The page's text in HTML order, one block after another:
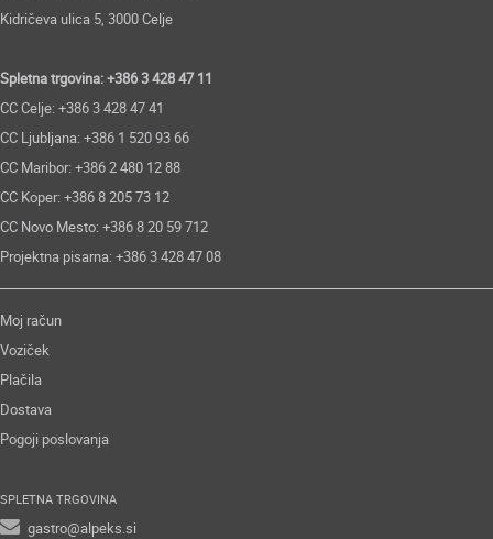
Kidričeva ulica 5, 3000 Celje
Spletna trgovina: +386 3 428 47 11
CC Celje: +386 3 428 47 41
CC Ljubljana: +386 1 520 93 66
CC Maribor: +386 2 480 12 88
CC Koper: +386 8 205 73 12
CC Novo Mesto: +386 8 20 59 712
Projektna pisarna: +386 3 428 47 08
Moj račun
Voziček
Plačila
Dostava
Pogoji poslovanja
SPLETNA TRGOVINA
gastro@alpeks.si